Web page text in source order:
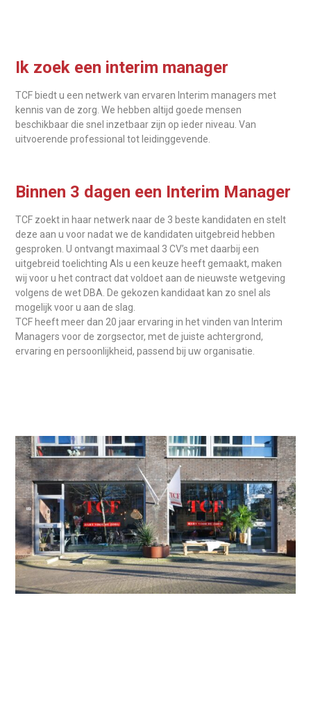
Ik zoek een interim manager
TCF biedt u een netwerk van ervaren Interim managers met
kennis van de zorg. We hebben altijd goede mensen
beschikbaar die snel inzetbaar zijn op ieder niveau. Van
uitvoerende professional tot leidinggevende.
Binnen 3 dagen een Interim Manager
TCF zoekt in haar netwerk naar de 3 beste kandidaten en stelt
deze aan u voor nadat we de kandidaten uitgebreid hebben
gesproken. U ontvangt maximaal 3 CV’s met daarbij een
uitgebreid toelichting Als u een keuze heeft gemaakt, maken
wij voor u het contract dat voldoet aan de nieuwste wetgeving
volgens de wet DBA. De gekozen kandidaat kan zo snel als
mogelijk voor u aan de slag.
TCF heeft meer dan 20 jaar ervaring in het vinden van Interim
Managers voor de zorgsector, met de juiste achtergrond,
ervaring en persoonlijkheid, passend bij uw organisatie.